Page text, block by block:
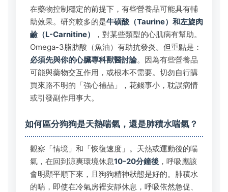
在藥物控制穩定的前提下，有些營養品可能具有輔
助效果。研究較多的是牛磺酸（Taurine）和左旋肉
鹼（L-Carnitine）
，對某些類型的心肌病有幫助。
Omega-3脂肪酸（魚油）有助抗發炎。但重點是：
必須先與你的心臟專科獸醫討論。因為有些營養品
可能與藥物交互作用，或根本不需要。切勿自行購
買來路不明的「強心補品」，花錢事小，耽誤病情
或引發副作用事大。
如何區分狗狗是天熱喘氣，還是肺積水喘氣？
觀察「情境」和「恢復速度」。天熱或運動後的喘
氣，在回到涼爽環境休息10-20分鐘後 ，呼吸應該
會明顯平順下來，且狗狗精神狀態是好的。肺積水
的喘，即使在冷氣房裡安靜休息，呼吸依然急促、